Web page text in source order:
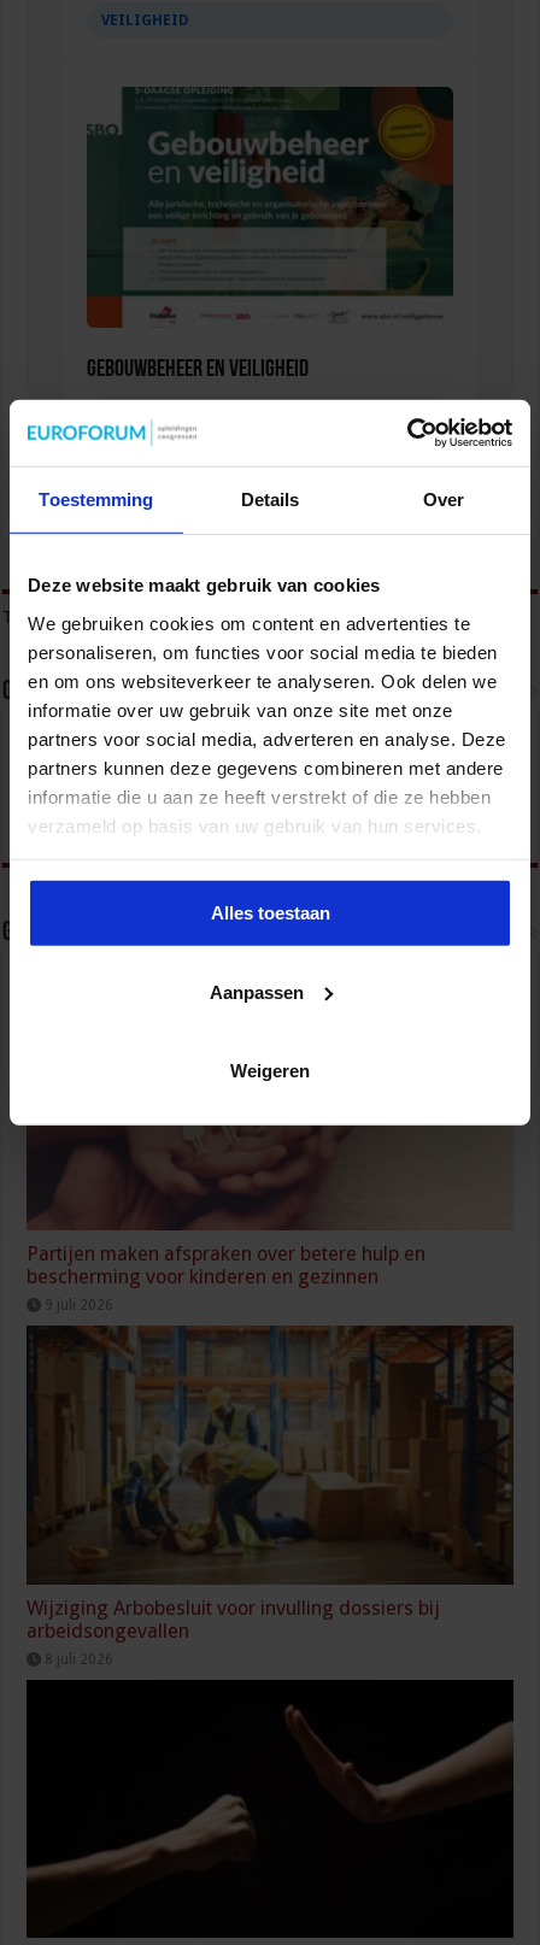
Toestemming Details Over
Deze website maakt gebruik van cookies
We gebruiken cookies om content en advertenties te
personaliseren, om functies voor social media te bieden
en om ons websiteverkeer te analyseren. Ook delen we
informatie over uw gebruik van onze site met onze
partners voor social media, adverteren en analyse. Deze
partners kunnen deze gegevens combineren met andere
informatie die u aan ze heeft verstrekt of die ze hebben
verzameld op basis van uw gebruik van hun services.
Alles toestaan
Aanpassen
Weigeren
VEILIGHEID
Gebouwbeheer en veiligheid
Tags ONDERMIJNING ONDERMIJNING EN GEORGANISEERDE CRIMINALITEIT
Over sbo
Het Studiecentrum voor Bedrijf en Overheid (SBO)
organiseert jaarlijks zo’n 200 opleidingen en
congressen over o.a. onderwijs, veiligheid, milieu
& RO, zorg, bouw & infra en overheid.
Gerelateerde Artikelen
Partijen maken afspraken over betere hulp en
bescherming voor kinderen en gezinnen
9 juli 2026
Wijziging Arbobesluit voor invulling dossiers bij
arbeidsongevallen
8 juli 2026